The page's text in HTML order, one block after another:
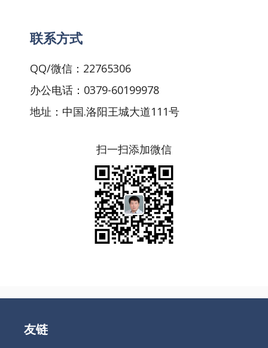
联系方式
QQ/微信：22765306
办公电话：0379-60199978
地址：中国.洛阳王城大道111号
扫一扫添加微信
友链